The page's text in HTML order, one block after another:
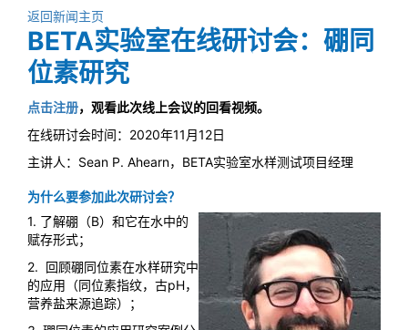
返回新闻主页
BETA实验室在线研讨会：硼同
位素研究
点击注册，观看此次线上会议的回看视频。
在线研讨会时间：2020年11月12日
主讲人：Sean P. Ahearn，BETA实验室水样测试项目经理
为什么要参加此次研讨会？
1. 了解硼（B）和它在水中的
赋存形式；
2. 回顾硼同位素在水样研究中
的应用（同位素指纹，古pH，
营养盐来源追踪）；